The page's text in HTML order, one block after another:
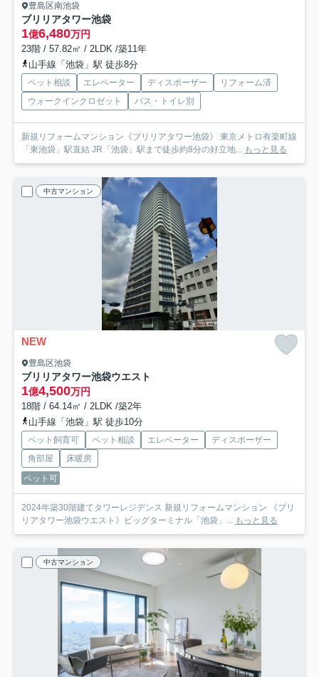
豊島区南池袋
ブリリアタワー池袋
1億6,480万円
23階 / 57.82㎡ / 2LDK /築11年
山手線「池袋」駅 徒歩8分
ペット相談 エレベーター ディスポーザー
リフォーム済
ウォークインクロゼット
バス・トイレ別
新規リフォームマンション《ブリリアタワー池袋》 東京メトロ有楽町線
「東池袋」駅直結 JR「池袋」駅まで徒歩約8分の好立地... もっと見る
中古マンション
NEW
豊島区池袋
ブリリアタワー池袋ウエスト
1億4,500万円
18階 / 64.14㎡ / 2LDK /築2年
山手線「池袋」駅 徒歩10分
ペット飼育可 ペット相談 エレベーター
ディスポーザー
角部屋
床暖房
ペット可
2024年築30階建てタワーレジデンス 新規リフォームマンション 《ブリ
リアタワー池袋ウエスト》ビッグターミナル「池袋」... もっと見る
中古マンション